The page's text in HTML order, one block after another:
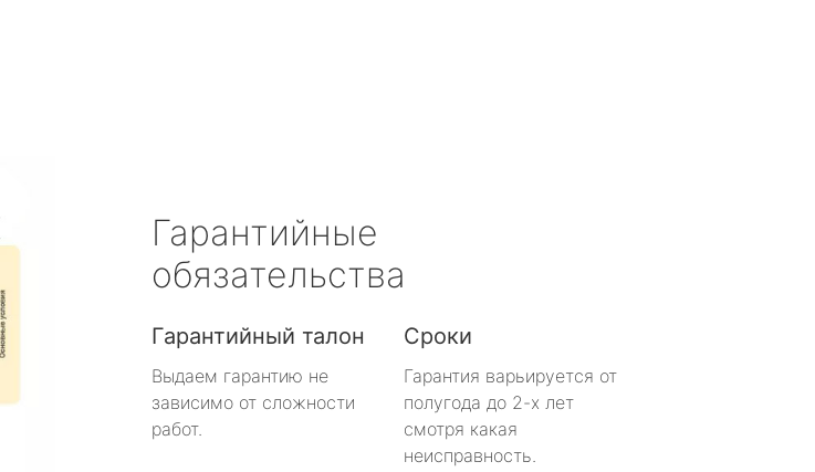
Гарантийные
обязательства
Гарантийный талон
Выдаем гарантию не
зависимо от сложности
работ.
Сроки
Гарантия варьируется от
полугода до 2-х лет
смотря какая
неисправность.